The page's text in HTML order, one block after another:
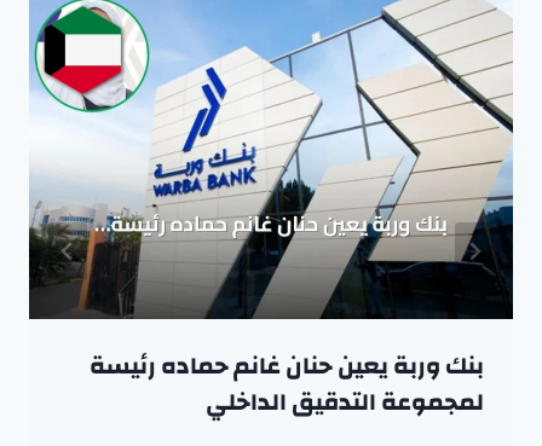
بنك وربة يعين حنان غانم حماده رئيسة
لمجموعة التدقيق الداخلي